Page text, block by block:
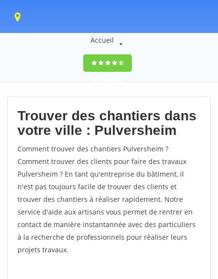
Accueil
9,5(100%)0
votes
Trouver des chantiers dans
votre ville : Pulversheim
Comment trouver des chantiers Pulversheim ?
Comment trouver des clients pour faire des travaux
Pulversheim ? En tant qu'entreprise du bâtiment, il
n'est pas toujours facile de trouver des clients et
trouver des chantiers à réaliser rapidement. Notre
service d'aide aux artisans vous permet de rentrer en
contact de manière instantannée avec des particuliers
à la recherche de professionnels pour réaliser leurs
projets travaux.